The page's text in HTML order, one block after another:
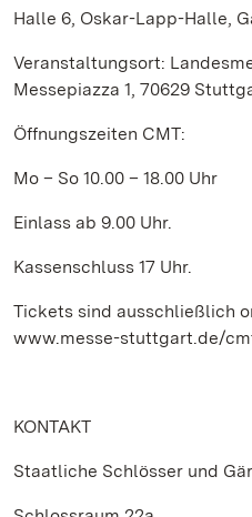
Halle 6, Oskar-Lapp-Halle,
Veranstaltungsort:
Messepiazza 1, 70629
Öffnungszeiten CMT:
Mo – So 10.00 – 18.00 Uhr
Einlass ab 9.00 Uhr.
Kassenschluss 17 Uhr.
Tickets sind ausschließlich
www.messe-stuttgart.de/
KONTAKT
Staatliche Schlösser und